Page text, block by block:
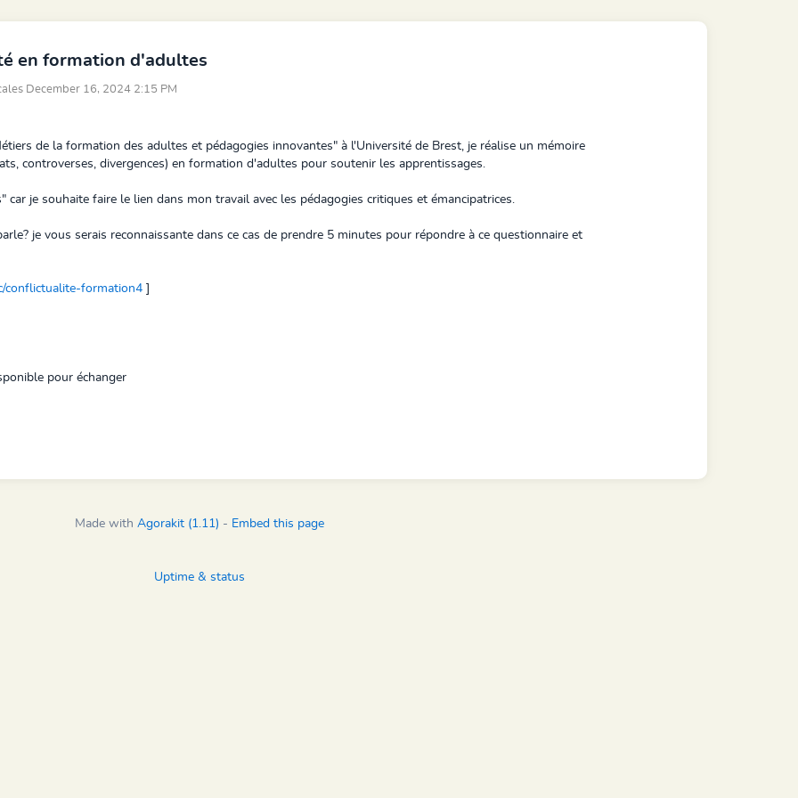
en formation d'adultes
December 16, 2024 2:15 PM
de la formation des adultes et pédagogies innovantes" à l'Université de Brest, je réalise un mémoire
controverses, divergences) en formation d'adultes pour soutenir les apprentissages.
je souhaite faire le lien dans mon travail avec les pédagogies critiques et émancipatrices.
je vous serais reconnaissante dans ce cas de prendre 5 minutes pour répondre à ce questionnaire et
conflictualite-formation4
pour échanger
Made with Agorakit (1.11) - Embed this page
Uptime & status